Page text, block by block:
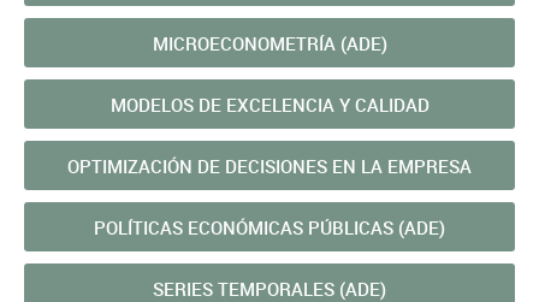
MICROECONOMETRÍ­A (ADE)
MODELOS DE EXCELENCIA Y CALIDAD
OPTIMIZACIÓN DE DECISIONES EN LA EMPRESA
POLÍTICAS ECONÓMICAS PÚBLICAS (ADE)
SERIES TEMPORALES (ADE)